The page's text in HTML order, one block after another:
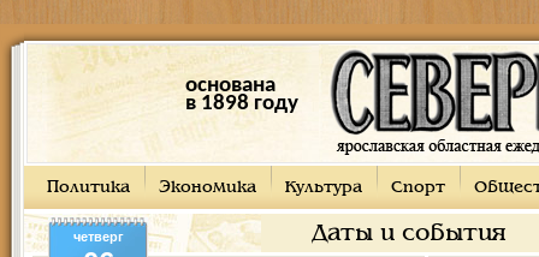
основана
в 1898 году
Политика Экономика Культура Спорт
Даты и события
четверг